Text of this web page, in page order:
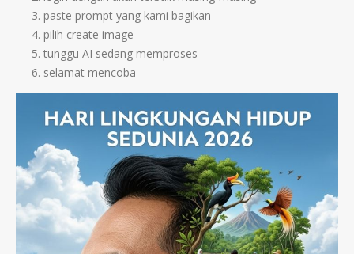
paste prompt yang kami bagikan
pilih create image
tunggu AI sedang memproses
selamat mencoba